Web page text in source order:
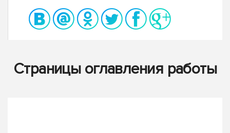
Страницы оглавления работы